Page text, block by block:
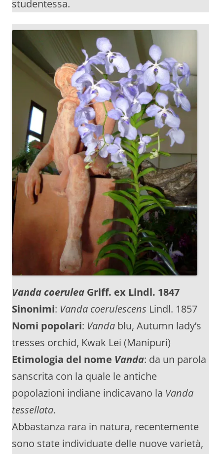
studentessa.
Vanda coerulea Griff. ex Lindl. 1847
Sinonimi: Vanda coerulescens Lindl. 1857
Nomi popolari: Vanda blu, Autumn lady’s
tresses orchid, Kwak Lei (Manipuri)
Etimologia del nome Vanda: da un parola
sanscrita con la quale le antiche
popolazioni indiane indicavano la Vanda
tessellata.
Abbastanza rara in natura, recentemente
sono state individuate delle nuove varietà,